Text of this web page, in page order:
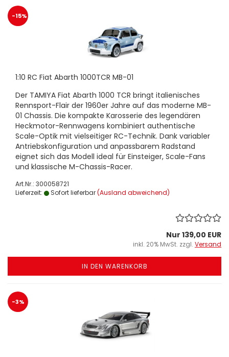
-15%
1:10 RC Fiat Abarth 1000TCR MB-01
Der TAMIYA Fiat Abarth 1000 TCR bringt italienisches
Rennsport-Flair der 1960er Jahre auf das moderne MB-
01 Chassis. Die kompakte Karosserie des legendären
Heckmotor-Rennwagens kombiniert authentische
Scale-Optik mit vielseitiger RC-Technik. Dank variabler
Antriebskonfiguration und anpassbarem Radstand
eignet sich das Modell ideal für Einsteiger, Scale-Fans
und klassische M-Chassis-Racer.
Art.Nr.: 300058721
Lieferzeit:
Sofort lieferbar(Ausland abweichend)
Nur 139,00 EUR
inkl. 20% MwSt. zzgl. Versand
IN DEN WARENKORB
-3%